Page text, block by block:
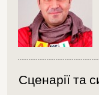
Сценарії та